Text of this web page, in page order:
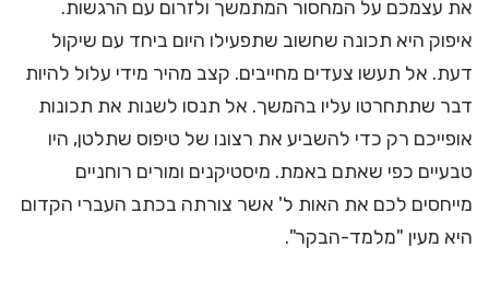
את עצמכם על המחסור המתמשך ולזרום עם הרגשות.
איפוק היא תכונה שחשוב שתפעילו היום ביחד עם שיקול
דעת. אל תעשו צעדים מחייבים. קצב מהיר מידי עלול להיות
דבר שתתחרטו עליו בהמשך. אל תנסו לשנות את תכונות
אופייכם רק כדי להשביע את רצונו של טיפוס שתלטן, היו
טבעיים כפי שאתם באמת. מיסטיקנים ומורים רוחניים
מייחסים לכם את האות ל' אשר צורתה בכתב העברי הקדום
היא מעין "מלמד-הבקר".